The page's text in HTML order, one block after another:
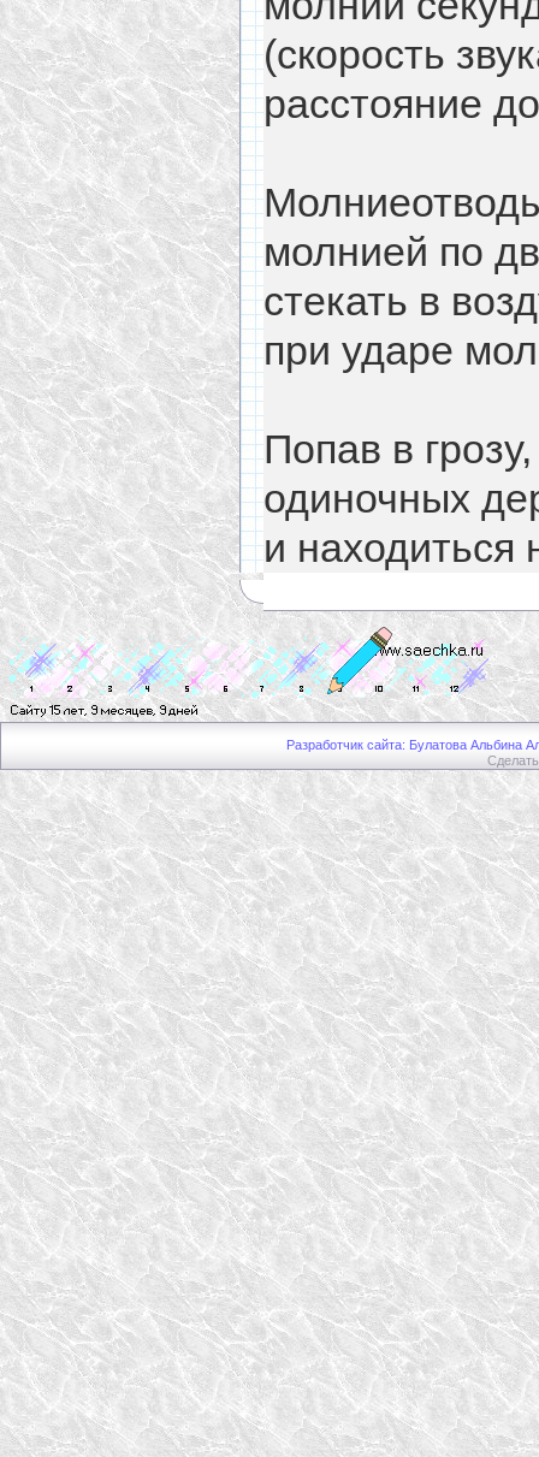
(скорость
расстояние
молнией по
стекать в
при ударе
Попав в
одиноч­ных
и находиться
Разработчик сайта: Булатова Альбина